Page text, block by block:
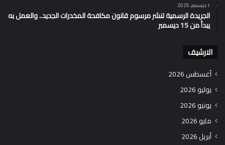
1 ديسمبر، 2025
الجريدة الرسمية تنشر مرسوم قانون مكافحة المخدرات الجديد.. والعمل به
يبدأ من 15 ديسمبر
الارشيف
أغسطس 2026
يوليو 2026
يونيو 2026
مايو 2026
أبريل 2026